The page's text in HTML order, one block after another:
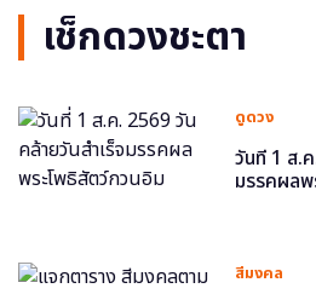
เช็กดวงชะตา
ดูดวง
วันที่ 1 ส.
มรรคผล
สีมงคล